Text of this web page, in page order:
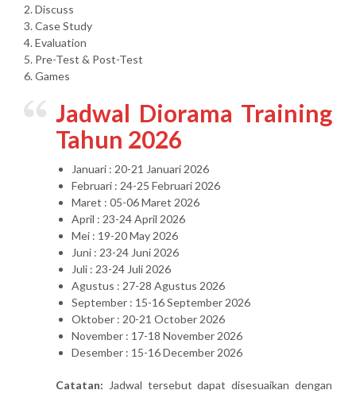
2. Discuss
3. Case Study
4. Evaluation
5. Pre-Test & Post-Test
6. Games
Jadwal Diorama Training
Tahun 2026
Januari : 20-21 Januari 2026
Februari : 24-25 Februari 2026
Maret : 05-06 Maret 2026
April : 23-24 April 2026
Mei : 19-20 May 2026
Juni : 23-24 Juni 2026
Juli : 23-24 Juli 2026
Agustus : 27-28 Agustus 2026
September : 15-16 September 2026
Oktober : 20-21 October 2026
November : 17-18 November 2026
Desember : 15-16 December 2026
Catatan: Jadwal tersebut dapat disesuaikan dengan